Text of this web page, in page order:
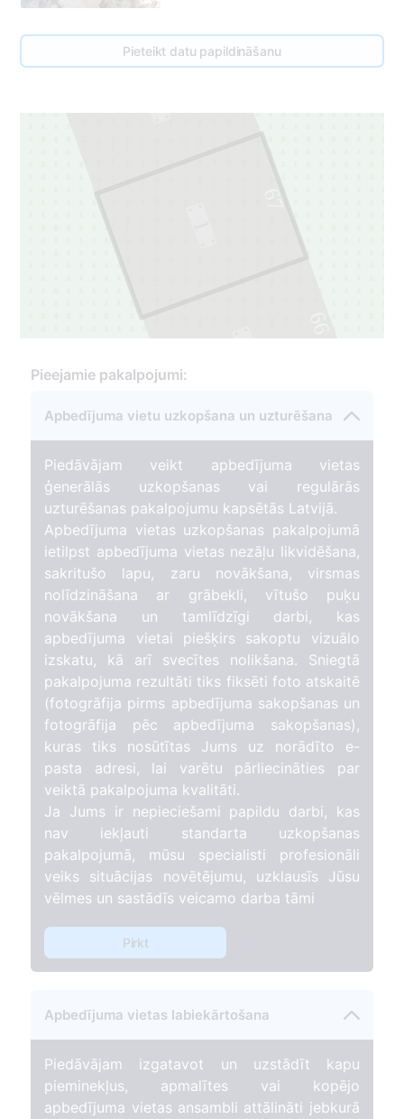
Pieteikt datu papildināšanu
68
67
Pieejamie pakalpojumi:
Apbedījuma vietu uzkopšana un uzturēšana
Piedāvājam veikt apbedījuma vietas
ģenerālās uzkopšanas vai regulārās
uzturēšanas pakalpojumu kapsētās Latvijā.
Apbedījuma vietas uzkopšanas pakalpojumā
ietilpst apbedījuma vietas nezāļu likvidēšana,
sakritušo lapu, zaru novākšana, virsmas
nolīdzināšana ar grābekli, vītušo puķu
novākšana un tamlīdzīgi darbi, kas
apbedījuma vietai piešķirs sakoptu vizuālo
izskatu, kā arī svecītes nolikšana. Sniegtā
pakalpojuma rezultāti tiks fiksēti foto atskaitē
(fotogrāfija pirms apbedījuma sakopšanas un
fotogrāfija pēc apbedījuma sakopšanas),
kuras tiks nosūtītas Jums uz norādīto e-
pasta adresi, lai varētu pārliecināties par
veiktā pakalpojuma kvalitāti.
Ja Jums ir nepieciešami papildu darbi, kas
nav iekļauti standarta uzkopšanas
pakalpojumā, mūsu specialisti profesionāli
veiks situācijas novētējumu, uzklausīs Jūsu
vēlmes un sastādīs veicamo darba tāmi
Pirkt
Apbedījuma vietas labiekārtošana
Piedāvājam izgatavot un uzstādīt kapu
pieminekļus, apmalītes vai kopējo
apbedījuma vietas ansambli attālināti jebkurā